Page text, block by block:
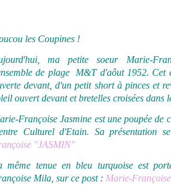
les Coupines !
ma petite soeur Marie-
de plage M&T d'aôut 1952. Cet
devant, d'un petit short à pinces et
ouvert devant et bretelles croisées dans
Françoise Jasmine est une poupée de
Culturel d'Etain. Sa présentation
"JASMIN"
même tenue en bleu turquoise est
Mila, sur ce post : Marie-